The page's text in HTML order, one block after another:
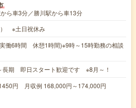
ら車3分／勝川駅から車13分
） ※土日祝休み
働6時間 休憩1時間)※9時～15時勤務の相談
長期 即日スタート歓迎です ※8月～！
円 月収例 168,000円～174,000円